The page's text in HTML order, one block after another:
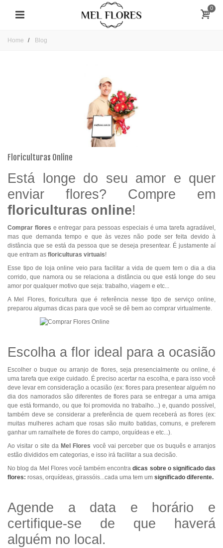
0
Home Blog
Floriculturas Online
Está longe do seu amor e quer
enviar flores? Compre em
floriculturas online!
Comprar flores e entregar para pessoas especiais é uma tarefa agradável,
mas que demanda tempo e que às vezes não pode ser feita devido à
distância que se está da pessoa que se deseja presentear. É justamente aí
que entram as floriculturas virtuais!
Esse tipo de loja online veio para facilitar a vida de quem tem o dia a dia
corrido, que namora ou se relaciona a distância ou que está longe do seu
amor por qualquer motivo que seja: trabalho, viagem e etc...
A Mel Flores, floricultura que é referência nesse tipo de serviço online,
preparou algumas dicas para que você se dê bem ao comprar virtualmente.
Escolha a flor ideal para a ocasião
Escolher o buque ou arranjo de flores, seja presencialmente ou online, é
uma tarefa que exige cuidado. É preciso acertar na escolha, e para isso você
deve levar em consideração a ocasião (ex: flores para presentear alguém no
dia dos namorados são diferentes de flores para se entregar a uma amiga
que está formando, ou que foi promovida no trabalho...) e, quando possível,
também deve se considerar a preferência de quem receberá as flores (ex:
muitas mulheres acham que rosas são muito batidas, comuns, e preferem
ganhar um ramalhete de flores do campo, orquídeas e etc...).
Ao visitar o site da Mel Flores você vai perceber que os buquês e arranjos
estão divididos em categorias, e isso irá facilitar a sua decisão.
No blog da Mel Flores você também encontra dicas sobre o significado das
flores: rosas, orquídeas, girassóis...cada uma tem um significado diferente.
Agende a data e horário e
certifique-se de que haverá
alguém no local.